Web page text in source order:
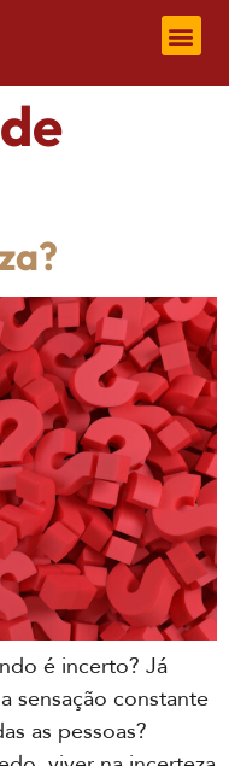
é incerto? Já
sensação constante
as pessoas?